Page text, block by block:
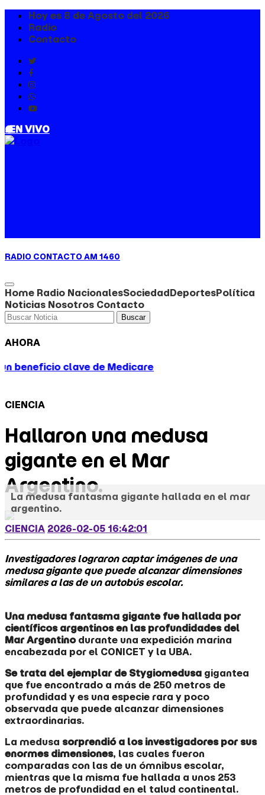
Hoy es 8 de Agosto del 2026
Radio
Contacto
. EN VIVO
RADIO CONTACTO AM 1460
Home Radio NacionalesSociedadDeportesPolítica
Noticias Nosotros Contacto
Buscar
AHORA
la decisión de Trump que subiría el
CIENCIA
Hallaron una medusa
gigante en el Mar
Argentino.
La medusa fantasma gigante hallada en el mar
argentino.
CIENCIA 2026-02-05 16:42:01
Investigadores lograron captar imágenes de una
medusa gigante que puede alcanzar dimensiones
similares a las de un autobús escolar.
Una medusa fantasma gigante fue hallada por
científicos argentinos en las profundidades del
Mar Argentinodurante una expedición marina
encabezada por el CONICET y la UBA.
Se trata del ejemplar de Stygiomedusa gigantea
que fue encontrado a más de 250 metros de
profundidad y es una especie rara y poco
observada que puede alcanzar dimensiones
extraordinarias.
La medusa sorprendió a los investigadores por sus
enormes dimensiones, las cuales fueron
comparadas con las de un ómnibus escolar,
mientras que la misma fue hallada a unos 253
metros de profundidad en el talud continental.